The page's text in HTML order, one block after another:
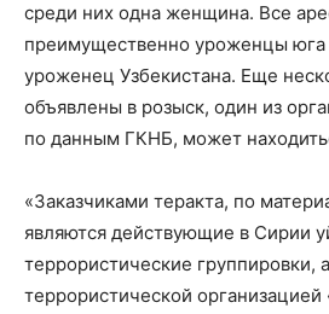
среди них одна женщина. Все
преимущественно уроженцы
уроженец Узбекистана. Еще
объявлены в розыск, один из
по данным ГКНБ, может
«Заказчиками теракта, по
являются действующие в Сирии
террористические группировки,
террористической